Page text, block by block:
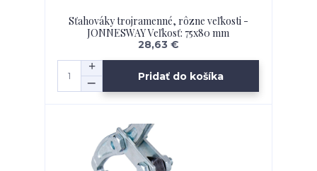
Sťahováky trojramenné, rôzne veľkosti -
JONNESWAY Veľkosť: 75x80 mm
28,63 €
Pridať do košíka